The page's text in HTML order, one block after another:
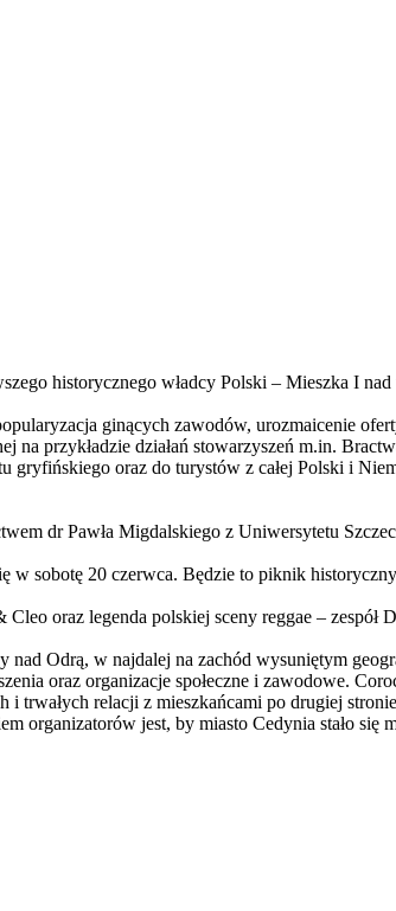
historycznego władcy Polski – Mieszka I
ginących zawodów, urozmaicenie
przykładzie działań stowarzyszeń m.in.
gryfińskiego oraz do turystów z całej Polski i
dr Pawła Migdalskiego z Uniwersytetu
w sobotę 20 czerwca. Będzie to piknik
oraz legenda polskiej sceny reggae – zespół
nad Odrą, w najdalej na zachód wysuniętym
oraz organizacje społeczne i zawodowe.
relacji z mieszkańcami po drugiej
jest, by miasto Cedynia stało się